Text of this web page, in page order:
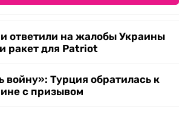
ответили на жалобы Украины
ракет для Patriot
войну»: Турция обратилась к
с призывом